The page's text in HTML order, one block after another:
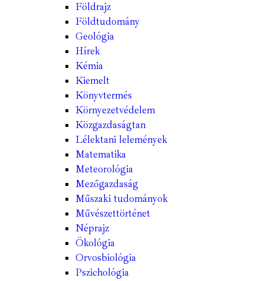
Földrajz
Földtudomány
Geológia
Hírek
Kémia
Kiemelt
Könyvtermés
Környezetvédelem
Közgazdaságtan
Lélektani lelemények
Matematika
Meteorológia
Mezőgazdaság
Műszaki tudományok
Művészettörténet
Néprajz
Ökológia
Orvosbiológia
Pszichológia